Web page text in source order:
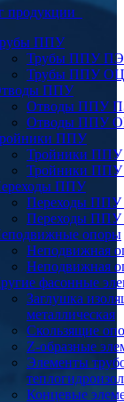
продукции
ППУ
Трубы ППУ ПЭ
Трубы ППУ ОЦ
ППУ
Отводы ППУ
Отводы ППУ
ППУ
Тройники
Тройники
ППУ
Переходы
Переходы
опоры
Неподвижная
Неподвижная
фасонные
Заглушка
металлическая
Скользящие
Z-образные
Элементы
Концевые